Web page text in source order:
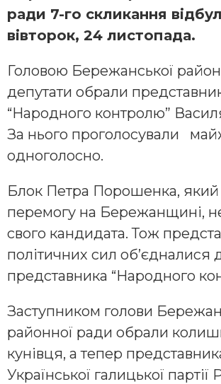
ради 7-го скликання
вівторок, 24 листопада.
Головою Бережанської
депутати обрали
“Народного контролю”
За нього проголосували
одноголосно.
Блок Петра Порошенка, який
перемогу на Бережанщині,
свого кандидата. Тож
політичних сил об’єдналися
представника “Народного
Заступником голови
районної ради обрали
кунівця, а тепер
Української галицької партії